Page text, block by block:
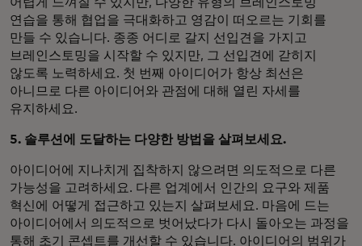
연습을 통해 협업을 극대화하고 영감이 떠오르는 기회를
만들 수 있습니다. 종종 어디로 갈지 선입견을 가지고
브레인스토밍을 시작할 수 있지만, 그 선입견에 갇히지
않도록 노력하세요. 첫 번째 아이디어가 항상 최선은
아니므로 다른 아이디어와 관점에 대해 열린 자세를
유지하세요.
5. 솔루션에 도달하는 다양한 방법을 살펴보세요.
아이디어에 지나치게 집착하지 않으려면 의도적으로 다른
가능성을 고려하세요. 다른 업계에서 인간의 요구와 제품
혁신에 어떻게 접근하고 있는지 살펴보세요. 마음에 드는
아이디어에서 의도적으로 벗어났다가 다시 돌아오는 과정을
통해 초기 콘셉트를 개선할 수 있습니다. 아이디어의 범위가